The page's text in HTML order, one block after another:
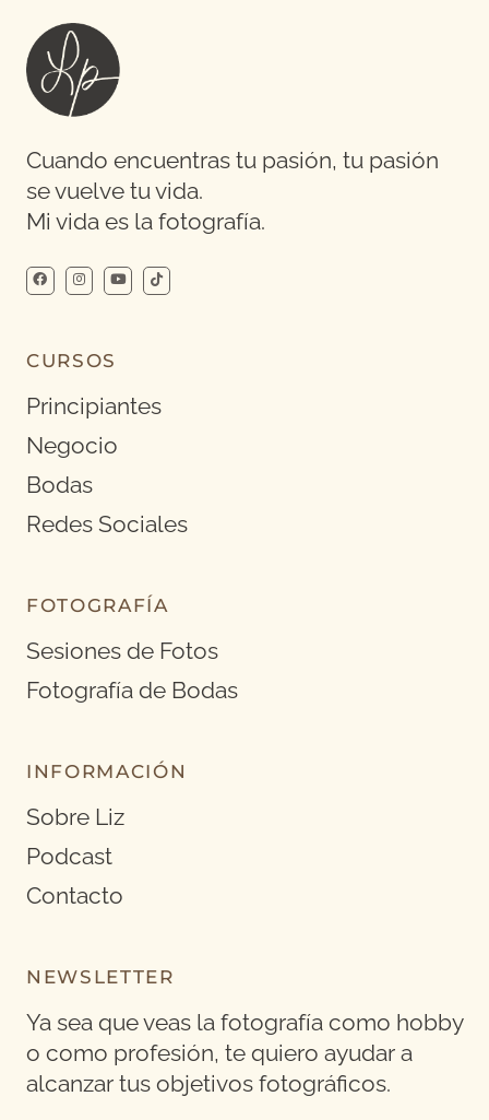
Cuando encuentras tu pasión, tu pasión
se vuelve tu vida.
Mi vida es la fotografía.
CURSOS
Principiantes
Negocio
Bodas
Redes Sociales
FOTOGRAFÍA
Sesiones de Fotos
Fotografía de Bodas
INFORMACIÓN
Sobre Liz
Podcast
Contacto
NEWSLETTER
Ya sea que veas la fotografía como hobby
o como profesión, te quiero ayudar a
alcanzar tus objetivos fotográficos.